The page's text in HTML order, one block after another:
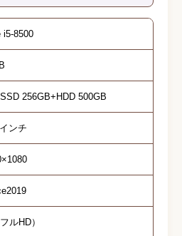
i5-8500
256GB+HDD 500GB
ンチ
ルHD）